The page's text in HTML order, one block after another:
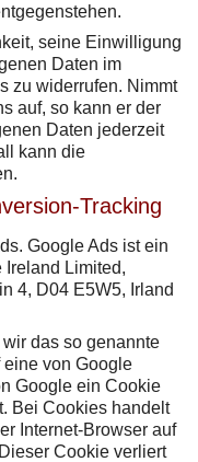
seine Einwilligung
Daten im
zu widerrufen. Nimmt
auf, so kann er der
Daten jederzeit
kann die
Tracking
Google Ads ist ein
Ireland Limited,
4, D04 E5W5, Irland
das so genannte
von Google
Google ein Cookie
Bei Cookies handelt
Internet-Browser auf
Cookie verliert